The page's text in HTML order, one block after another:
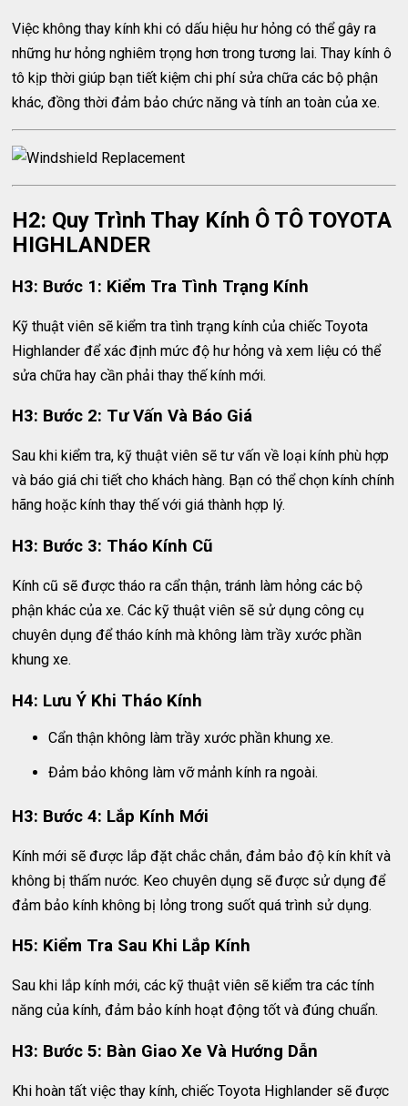
Việc không thay kính khi có dấu hiệu hư hỏng có thể gây ra
những hư hỏng nghiêm trọng hơn trong tương lai. Thay kính ô
tô kịp thời giúp bạn tiết kiệm chi phí sửa chữa các bộ phận
khác, đồng thời đảm bảo chức năng và tính an toàn của xe.
H2: Quy Trình Thay Kính Ô TÔ TOYOTA
HIGHLANDER
H3: Bước 1: Kiểm Tra Tình Trạng Kính
Kỹ thuật viên sẽ kiểm tra tình trạng kính của chiếc Toyota
Highlander để xác định mức độ hư hỏng và xem liệu có thể
sửa chữa hay cần phải thay thế kính mới.
H3: Bước 2: Tư Vấn Và Báo Giá
Sau khi kiểm tra, kỹ thuật viên sẽ tư vấn về loại kính phù hợp
và báo giá chi tiết cho khách hàng. Bạn có thể chọn kính chính
hãng hoặc kính thay thế với giá thành hợp lý.
H3: Bước 3: Tháo Kính Cũ
Kính cũ sẽ được tháo ra cẩn thận, tránh làm hỏng các bộ
phận khác của xe. Các kỹ thuật viên sẽ sử dụng công cụ
chuyên dụng để tháo kính mà không làm trầy xước phần
khung xe.
H4: Lưu Ý Khi Tháo Kính
Cẩn thận không làm trầy xước phần khung xe.
Đảm bảo không làm vỡ mảnh kính ra ngoài.
H3: Bước 4: Lắp Kính Mới
Kính mới sẽ được lắp đặt chắc chắn, đảm bảo độ kín khít và
không bị thấm nước. Keo chuyên dụng sẽ được sử dụng để
đảm bảo kính không bị lỏng trong suốt quá trình sử dụng.
H5: Kiểm Tra Sau Khi Lắp Kính
Sau khi lắp kính mới, các kỹ thuật viên sẽ kiểm tra các tính
năng của kính, đảm bảo kính hoạt động tốt và đúng chuẩn.
H3: Bước 5: Bàn Giao Xe Và Hướng Dẫn
Khi hoàn tất việc thay kính, chiếc Toyota Highlander sẽ được